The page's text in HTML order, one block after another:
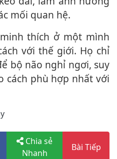
mối quan hệ.
với thế giới. Họ chỉ
bộ não nghỉ ngơi, suy
cách phù hợp nhất với
Chia sẻ
Nhanh
Bài Tiếp